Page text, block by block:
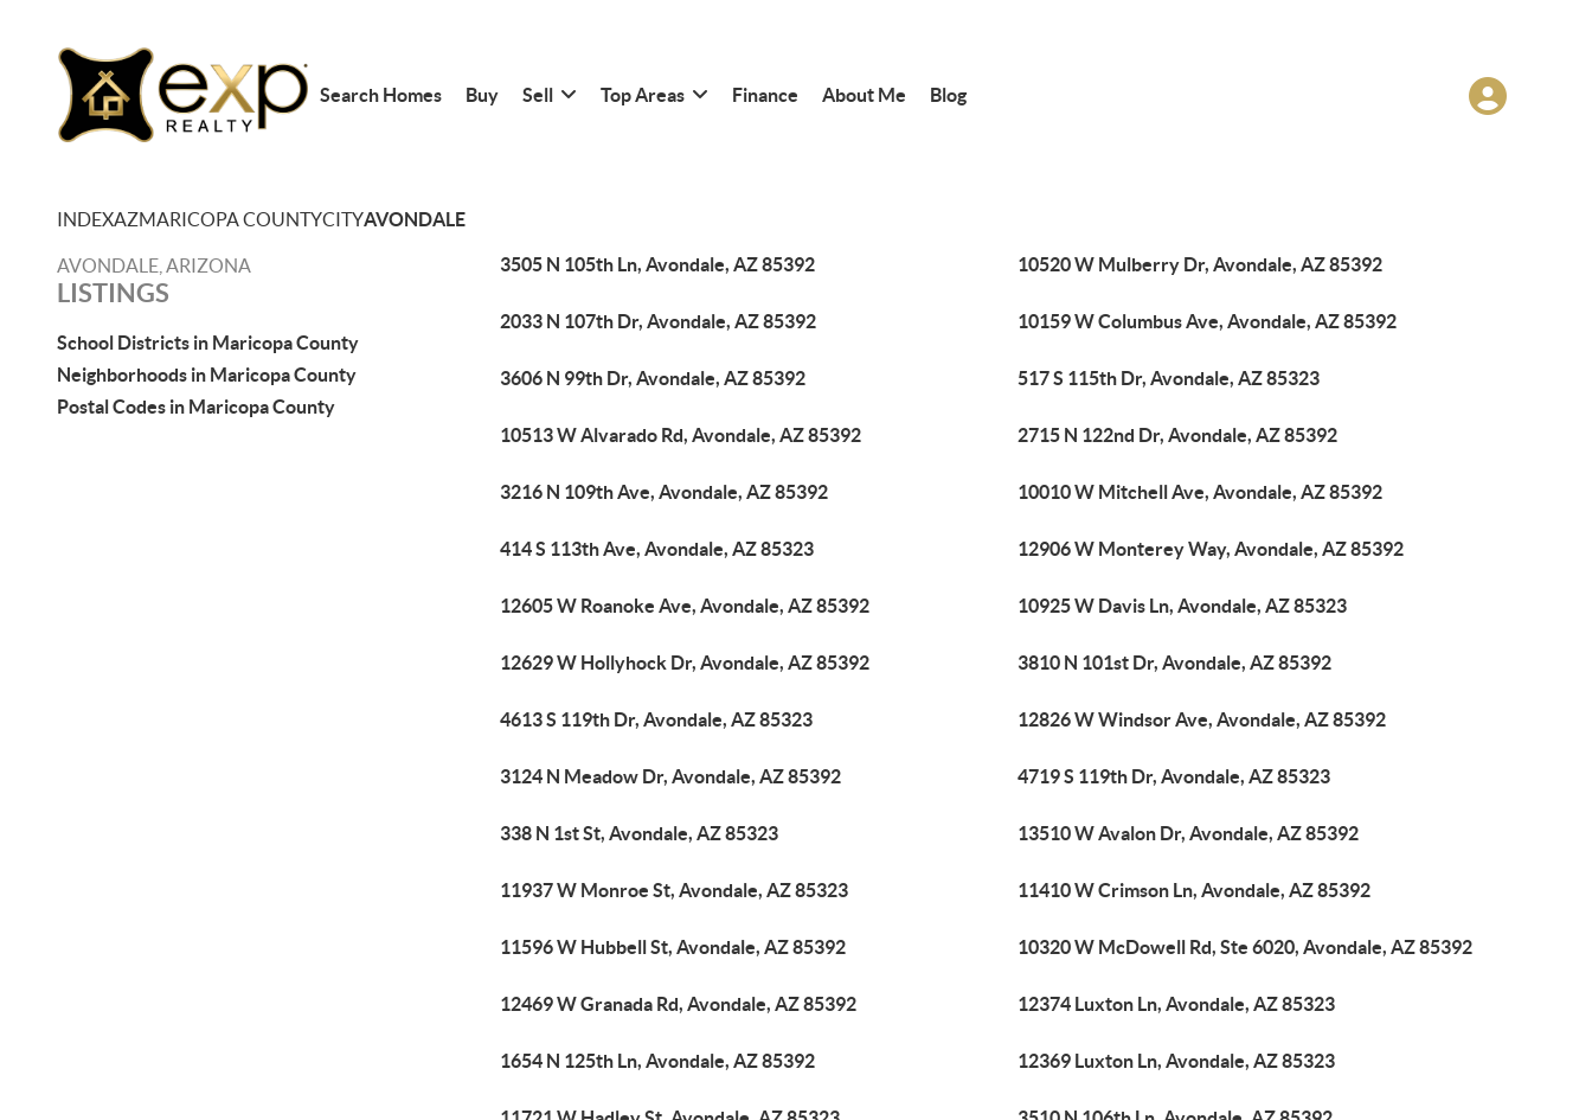
Search Homes Buy Sell Top Areas Finance About Me Blog
INDEXAZMARICOPA COUNTYCITYAVONDALE
AVONDALE, ARIZONA
LISTINGS
School Districts in Maricopa County
Neighborhoods in Maricopa County
Postal Codes in Maricopa County
3505 N 105th Ln, Avondale, AZ 85392 10520 W Mulberry Dr, Avondale, AZ 85392
2033 N 107th Dr, Avondale, AZ 85392 10159 W Columbus Ave, Avondale, AZ 85392
3606 N 99th Dr, Avondale, AZ 85392 517 S 115th Dr, Avondale, AZ 85323
10513 W Alvarado Rd, Avondale, AZ 85392 2715 N 122nd Dr, Avondale, AZ 85392
3216 N 109th Ave, Avondale, AZ 85392 10010 W Mitchell Ave, Avondale, AZ 85392
414 S 113th Ave, Avondale, AZ 85323 12906 W Monterey Way, Avondale, AZ 85392
12605 W Roanoke Ave, Avondale, AZ 85392 10925 W Davis Ln, Avondale, AZ 85323
12629 W Hollyhock Dr, Avondale, AZ 85392 3810 N 101st Dr, Avondale, AZ 85392
4613 S 119th Dr, Avondale, AZ 85323 12826 W Windsor Ave, Avondale, AZ 85392
3124 N Meadow Dr, Avondale, AZ 85392 4719 S 119th Dr, Avondale, AZ 85323
338 N 1st St, Avondale, AZ 85323 13510 W Avalon Dr, Avondale, AZ 85392
11937 W Monroe St, Avondale, AZ 85323 11410 W Crimson Ln, Avondale, AZ 85392
11596 W Hubbell St, Avondale, AZ 85392 10320 W McDowell Rd, Ste 6020, Avondale, AZ 85392
12469 W Granada Rd, Avondale, AZ 85392 12374 Luxton Ln, Avondale, AZ 85323
1654 N 125th Ln, Avondale, AZ 85392 12369 Luxton Ln, Avondale, AZ 85323